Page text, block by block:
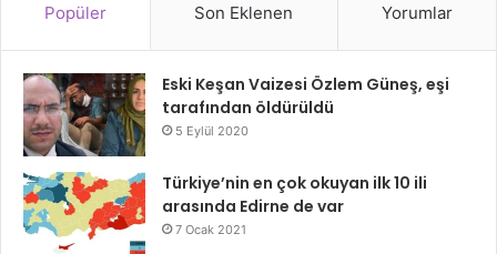
Popüler Son Eklenen Yorumlar
Eski Keşan Vaizesi Özlem Güneş, eşi
tarafından öldürüldü
5 Eylül 2020
Türkiye’nin en çok okuyan ilk 10 ili
arasında Edirne de var
7 Ocak 2021